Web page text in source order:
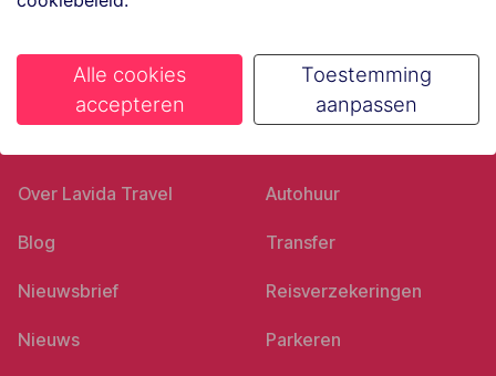
Ons bedrijf
Over Lavida Travel
Blog
Nieuwsbrief
Nieuws
Goed voorbereid
Autohuur
Transfer
Reisverzekeringen
Parkeren
Alle cookies
accepteren
Toestemming
aanpassen